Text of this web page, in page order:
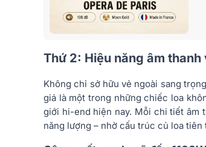
Thứ 2: Hiệu năng âm
Không chỉ sở hữu vẻ ngoài sang
giá là một trong những chiếc loa
giới hi-end hiện nay. Mỗi chi tiết âm
năng lượng – nhờ cấu trúc củ loa